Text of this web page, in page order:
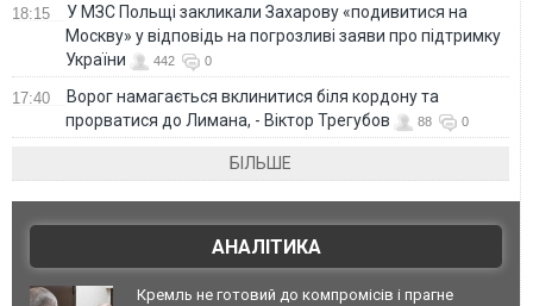
18:15
У МЗС Польщі закликали Захарову «подивитися на
Москву» у відповідь на погрозливі заяви про підтримку
України
442 0
17:40
Ворог намагається вклинитися біля кордону та
прорватися до Лимана, - Віктор Трегубов
88 0
БІЛЬШЕ
АНАЛІТИКА
Кремль не готовий до компромісів і прагне